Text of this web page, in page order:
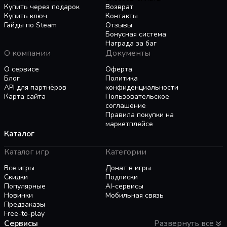
миров или кем-то, кто ищет уникальный опыт
работы за компьютером, "Симулятор
Фэнтезийных Карт" предлагает
беспрецедентный опыт симуляции.
Создавайте, наблюдайте, вмешивайтесь и
позвольте воображаемой истории
сосуществовать с вашей повседневной
жизнью - ваш фэнтезийный мир прямо перед
вашими глазами!
Купить через подарок
Купить ключ
Гайды по Steam
Возврат
Контакты
Отзывы
Бонусная система
Награда за баг
О компании
О сервисе
Блог
API для партнёров
Карта сайта
Документы
Оферта
Политика
конфиденциальности
Пользовательское
соглашение
Правила покупки на
маркетплейсе
Каталог
Каталог игр
Все игры
Скидки
Популярные
Новинки
Предзаказы
Free-to-play
Категории
Донат в игры
Подписки
AI-сервисы
Мобильная связь
Сервисы
Развернуть всё